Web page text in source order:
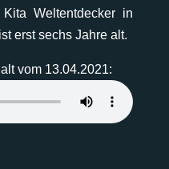
Weltentdecker in
erst sechs Jahre alt.
vom 13.04.2021: